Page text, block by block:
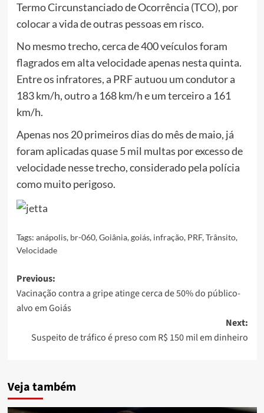
Termo Circunstanciado de Ocorrência (TCO), por
colocar a vida de outras pessoas em risco.
No mesmo trecho, cerca de 400 veículos foram
flagrados em alta velocidade apenas nesta quinta.
Entre os infratores, a PRF autuou um condutor a
183 km/h, outro a 168 km/h e um terceiro a 161
km/h.
Apenas nos 20 primeiros dias do mês de maio, já
foram aplicadas quase 5 mil multas por excesso de
velocidade nesse trecho, considerado pela polícia
como muito perigoso.
Tags: anápolis, br-060,Goiânia,goiás, infração, PRF,Trânsito,
Velocidade
Post
navigation
Previous:
Vacinação contra a gripe atinge cerca de 50% do público-
alvo em Goiás
Next:
Suspeito de tráfico é preso com R$ 150 mil em dinheiro
Veja também